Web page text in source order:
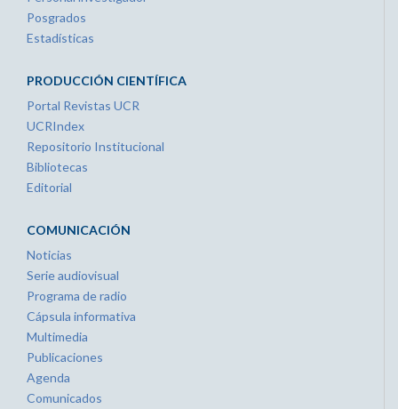
Posgrados
Estadísticas
PRODUCCIÓN CIENTÍFICA
Portal Revistas UCR
UCRIndex
Repositorio Institucional
Bibliotecas
Editorial
COMUNICACIÓN
Noticias
Serie audiovisual
Programa de radio
Cápsula informativa
Multimedia
Publicaciones
Agenda
Comunicados